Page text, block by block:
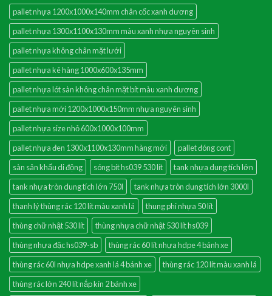
pallet nhựa 1200x1000x140mm chân cốc xanh dương
pallet nhựa 1300x1100x130mm màu xanh nhựa nguyên sinh
pallet nhựa không chân mặt lưới
pallet nhựa kê hàng 1000x600x135mm
pallet nhựa lót sàn không chân mặt bít màu xanh dương
pallet nhựa mới 1200x1000x150mm nhựa nguyên sinh
pallet nhựa size nhỏ 600x1000x100mm
pallet nhựa đen 1300x1100x130mm hàng mới
pallet đóng cont
sàn sân khấu di động
sóng bít hs039 530 lít
tank nhựa dung tích lớn
tank nhựa tròn dung tích lớn 750l
tank nhựa tròn dung tích lớn 3000l
thanh lý thùng rác 120 lít màu xanh lá
thung phi nhựa 50 lít
thùng chữ nhật 530 lít
thùng nhựa chữ nhật 530 lít hs039
thùng nhựa đặc hs039-sb
thùng rác 60 lít nhựa hdpe 4 bánh xe
thùng rác 60l nhựa hdpe xanh lá 4 bánh xe
thùng rác 120 lít màu xanh lá
thùng rác lớn 240 lít nắp kín 2 bánh xe